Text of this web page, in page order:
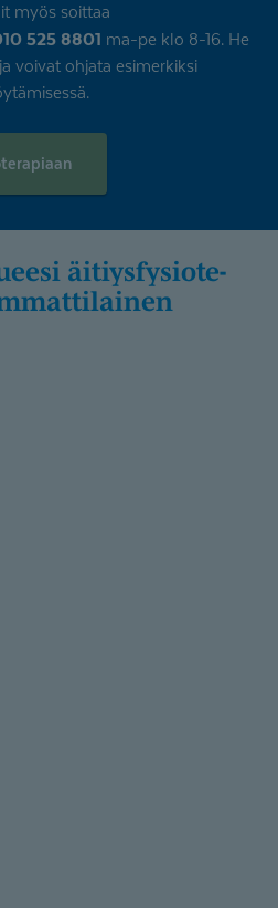
myös soittaa
525 8801 ma-pe klo 8-16. He
voivat ohjata esimerkiksi